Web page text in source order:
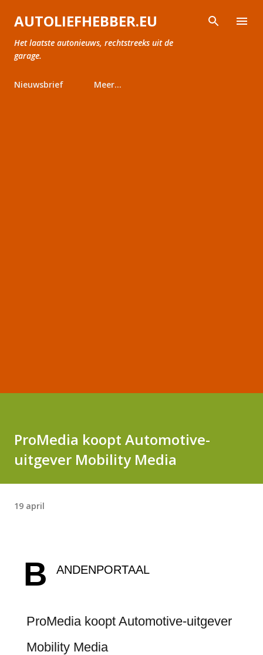
Doorgaan naar hoofdcontent
AUTOLIEFHEBBER.EU
Het laatste autonieuws, rechtstreeks uit de
garage.
Nieuwsbrief Meer…
ProMedia koopt Automotive-
uitgever Mobility Media
19 april
B ANDENPORTAAL
ProMedia koopt Automotive-uitgever
Mobility Media